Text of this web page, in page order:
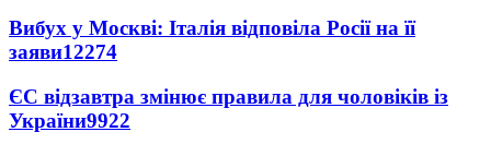
Вибух у Москві: Італія відповіла Росії на її
заяви12274
ЄС відзавтра змінює правила для чоловіків із
України9922